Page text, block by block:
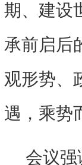
期、建设
承前启后
观形势、
遇，乘势
会议强